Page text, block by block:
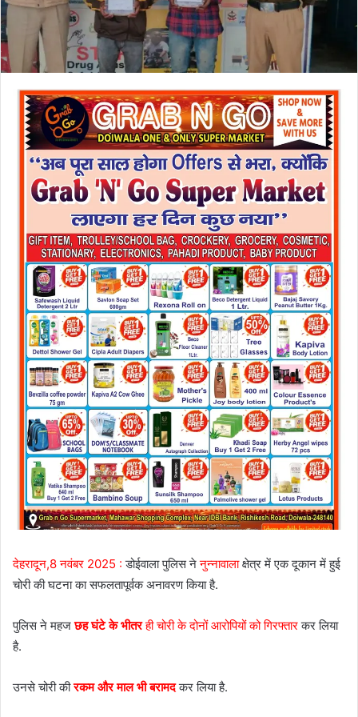
देहरादून,8 नवंबर 2025 : डोईवाला पुलिस नेनुन्नावालाक्षेत्र में एक दूकान में हुई
चोरी की घटना का सफलतापूर्वक अनावरण किया है.
पुलिस ने महजछह घंटे के भीतरही चोरी के दोनों आरोपियों को गिरफ्तारकर लिया
है.
उनसे चोरी कीरकम और माल भी बरामदकर लिया है.